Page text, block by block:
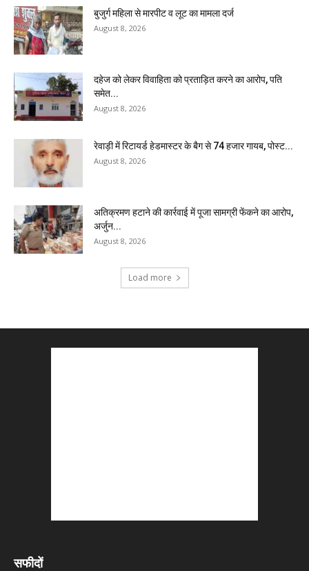
बुजुर्ग महिला से मारपीट व लूट का मामला दर्ज
August 8, 2026
दहेज को लेकर विवाहिता को प्रताड़ित करने का आरोप, पति
समेत...
August 8, 2026
रेवाड़ी में रिटायर्ड हेडमास्टर के बैग से ₹74 हजार गायब, पोस्ट...
August 8, 2026
अतिक्रमण हटाने की कार्रवाई में पूजा सामग्री फेंकने का आरोप,
अर्जुन...
August 8, 2026
Load more
सफीदों